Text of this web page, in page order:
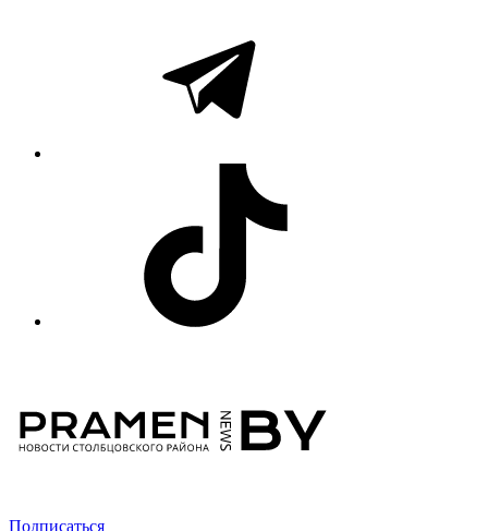
Подписаться